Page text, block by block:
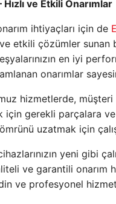
ve Etkili Onarımlar
ihtiyaçları için de
etkili çözümler
en iyi
onarımlar
hizmetlerde, müşteri
için gerekli parçalara
uzatmak için
yeni gibi
ve garantili
ve profesyonel